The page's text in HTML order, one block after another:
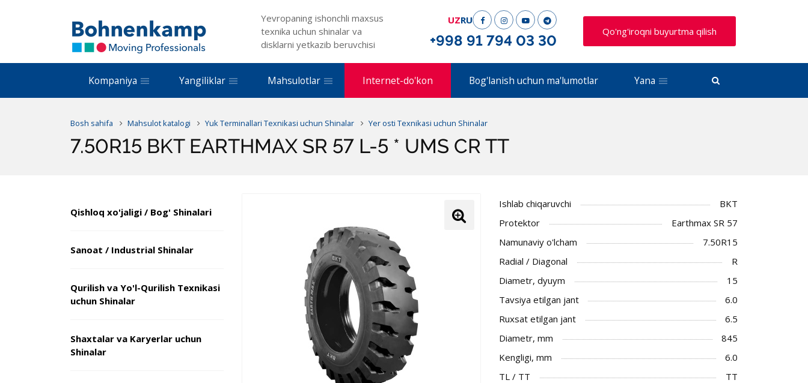
Yevropaning ishonchli maxsus
texnika uchun shinalar va
disklarni yetkazib beruvchisi
UZRU
+998 91 794 03 30
Qo'ng'iroqni buyurtma qilish
Kompaniya Yangiliklar Mahsulotlar Internet-do'kon Bog'lanish uchun ma'lumotlar Yana
Bosh sahifa Mahsulot katalogi Yuk Terminallari Texnikasi uchun Shinalar Yer osti Texnikasi uchun Shinalar
7.50R15 BKT EARTHMAX SR 57 L-5 * UMS CR TT
Qishloq xo'jaligi / Bog' Shinalari
Sanoat / Industrial Shinalar
Qurilish va Yo'l-Qurilish Texnikasi
uchun Shinalar
Shaxtalar va Karyerlar uchun
Shinalar
Ishlab chiqaruvchi
BKT
Protektor
Earthmax SR 57
Namunaviy o'lcham
7.50R15
Radial / Diagonal
R
Diametr, dyuym
15
Tavsiya etilgan jant
6.0
Ruxsat etilgan jant
6.5
Diametr, mm
845
Kengligi, mm
6.0
TL / TT
TT